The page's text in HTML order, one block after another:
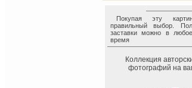
Покупая эту
правильный выбор.
заставки можно в
время
Коллекция
фотографий на